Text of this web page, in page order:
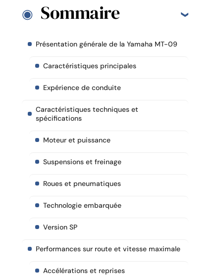
Sommaire
Présentation générale de la Yamaha MT-09
Caractéristiques principales
Expérience de conduite
Caractéristiques techniques et
spécifications
Moteur et puissance
Suspensions et freinage
Roues et pneumatiques
Technologie embarquée
Version SP
Performances sur route et vitesse maximale
Accélérations et reprises